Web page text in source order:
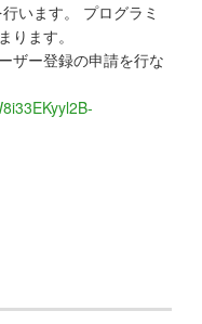
います。 プログラミ
ます。
ザー登録の申請を行な